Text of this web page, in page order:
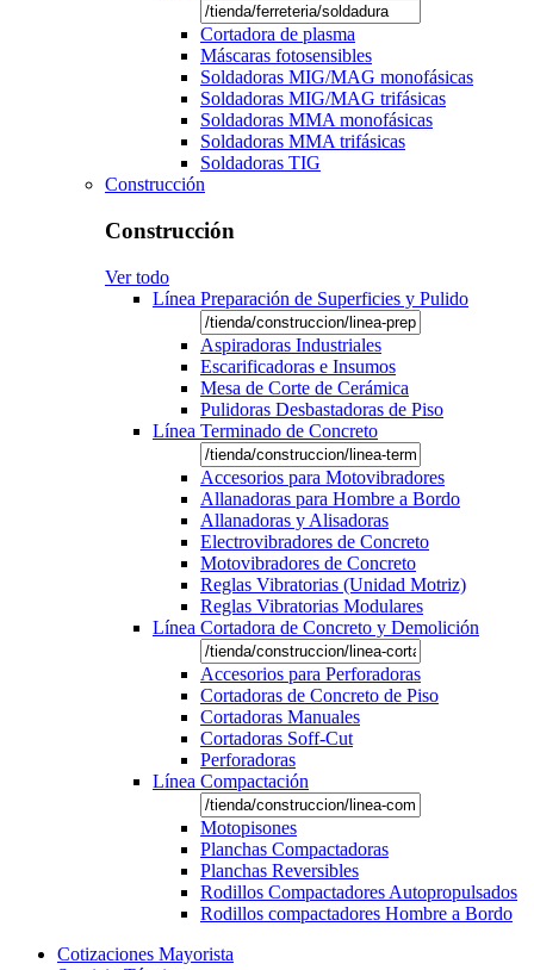
Cortadora de plasma
Máscaras fotosensibles
Soldadoras MIG/MAG monofásicas
Soldadoras MIG/MAG trifásicas
Soldadoras MMA monofásicas
Soldadoras MMA trifásicas
Soldadoras TIG
Construcción
Construcción
Ver todo
Línea Preparación de Superficies y Pulido
Aspiradoras Industriales
Escarificadoras e Insumos
Mesa de Corte de Cerámica
Pulidoras Desbastadoras de Piso
Línea Terminado de Concreto
Accesorios para Motovibradores
Allanadoras para Hombre a Bordo
Allanadoras y Alisadoras
Electrovibradores de Concreto
Motovibradores de Concreto
Reglas Vibratorias (Unidad Motriz)
Reglas Vibratorias Modulares
Línea Cortadora de Concreto y Demolición
Accesorios para Perforadoras
Cortadoras de Concreto de Piso
Cortadoras Manuales
Cortadoras Soff-Cut
Perforadoras
Línea Compactación
Motopisones
Planchas Compactadoras
Planchas Reversibles
Rodillos Compactadores Autopropulsados
Rodillos compactadores Hombre a Bordo
Cotizaciones Mayorista